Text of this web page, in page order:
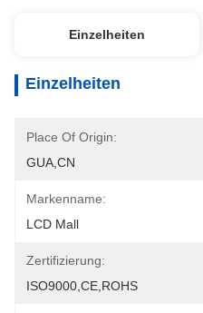
Einzelheiten
Einzelheiten
Place Of Origin:
GUA,CN
Markenname:
LCD Mall
Zertifizierung:
ISO9000,CE,ROHS